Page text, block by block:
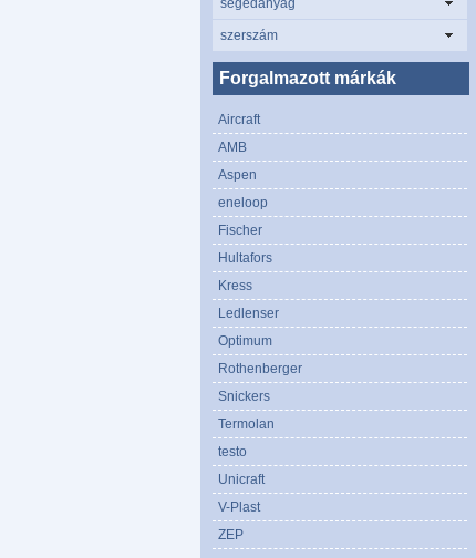
segédanyag
szerszám
Forgalmazott márkák
Aircraft
AMB
Aspen
eneloop
Fischer
Hultafors
Kress
Ledlenser
Optimum
Rothenberger
Snickers
Termolan
testo
Unicraft
V-Plast
ZEP